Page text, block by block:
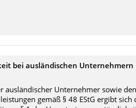
bei ausländischen Unternehmern
ausländischer Unternehmer sowie
gemäß § 48 EStG ergibt sich